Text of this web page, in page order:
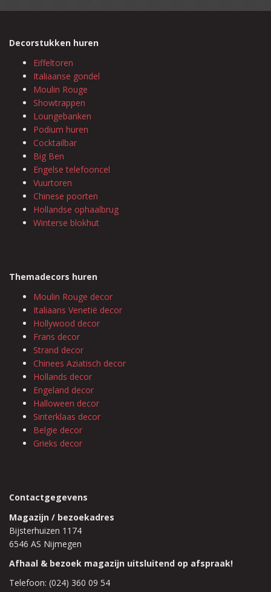
Decorstukken huren
Eiffeltoren
Italiaanse gondel
Moulin Rouge
Showtrappen
Loungebanken
Podium huren
Cocktailbar
Big Ben
Engelse telefooncel
Vuurtoren
Chinese poorten
Hollandse ophaalbrug
Winterse blokhut
Themadecors huren
Moulin Rouge decor
Italiaans Venetië decor
Hollywood decor
Frans decor
Strand decor
Chinees Aziatisch decor
Hollands decor
Engeland decor
Halloween decor
Sinterklaas decor
Belgie decor
Grieks decor
Contactgegevens
Magazijn / bezoekadres
Bijsterhuizen 1174
6546 AS Nijmegen
Afhaal & bezoek magazijn uitsluitend op afspraak!
Telefoon: (024) 360 09 54